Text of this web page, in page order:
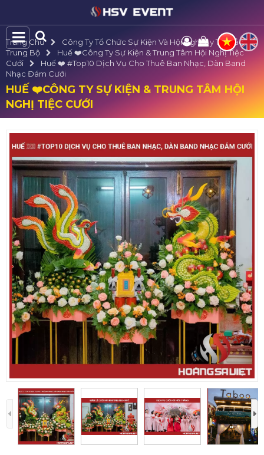
Trang Chủ
Công Ty Tổ Chức Sự Kiện Và Hội Nghị Uy Tín Bắc
Trung Bộ
Huế ❤️️Công Ty Sự Kiện & Trung Tâm Hội Nghị Tiệc
Cưới
Huế ❤️️ #top10 Dịch Vụ Cho Thuê Ban Nhạc, Dàn Band
Nhạc Đám Cưới
HUẾ ❤️️CÔNG TY SỰ KIỆN & TRUNG TÂM HỘI
NGHỊ TIỆC CƯỚI